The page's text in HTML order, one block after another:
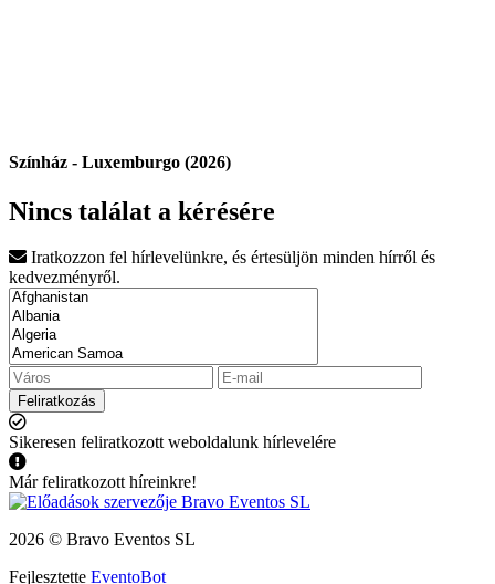
Színház - Luxemburgo (2026)
Nincs találat a kérésére
Iratkozzon fel hírlevelünkre, és értesüljön minden hírről és
kedvezményről.
Feliratkozás
Sikeresen feliratkozott weboldalunk hírlevelére
Már feliratkozott híreinkre!
2026 © Bravo Eventos SL
Fejlesztette EventoBot